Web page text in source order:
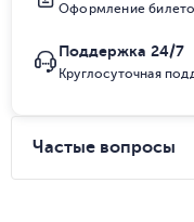
Оформление
Поддержка 24/7
Круглосуточная
Частые вопросы